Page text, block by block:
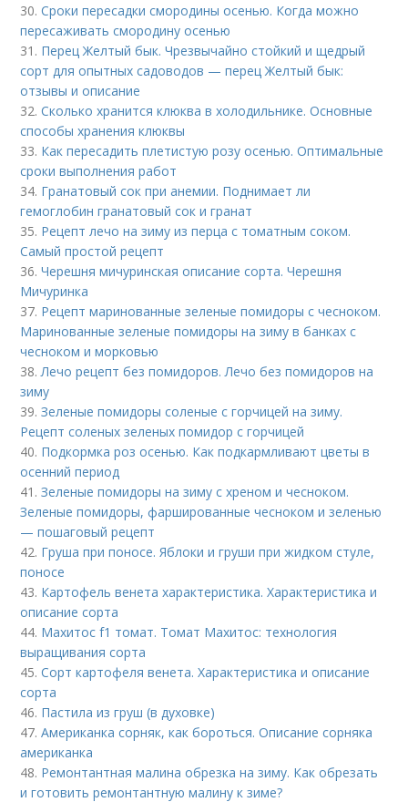
30.Сроки пересадки смородины осенью. Когда можно
пересаживать смородину осенью
31. Перец Желтый бык. Чрезвычайно стойкий и щедрый
сорт для опытных садоводов — перец Желтый бык:
отзывы и описание
32.Сколько хранится клюква в холодильнике. Основные
способы хранения клюквы
33. Как пересадить плетистую розу осенью. Оптимальные
сроки выполнения работ
34. Гранатовый сок при анемии. Поднимает ли
гемоглобин гранатовый сок и гранат
35. Рецепт лечо на зиму из перца с томатным соком.
Самый простой рецепт
36.Черешня мичуринская описание сорта. Черешня
Мичуринка
37. Рецепт маринованные зеленые помидоры с чесноком.
Маринованные зеленые помидоры на зиму в банках с
чесноком и морковью
38.Лечо рецепт без помидоров. Лечо без помидоров на
зиму
39.Зеленые помидоры соленые с горчицей на зиму.
Рецепт соленых зеленых помидор с горчицей
40. Подкормка роз осенью. Как подкармливают цветы в
осенний период
41.Зеленые помидоры на зиму с хреном и чесноком.
Зеленые помидоры, фаршированные чесноком и зеленью
— пошаговый рецепт
42. Груша при поносе. Яблоки и груши при жидком стуле,
поносе
43. Картофель венета характеристика. Характеристика и
описание сорта
44. Махитос f1 томат. Томат Махитос: технология
выращивания сорта
45.Сорт картофеля венета. Характеристика и описание
сорта
46. Пастила из груш (в духовке)
47.Американка сорняк, как бороться. Описание сорняка
американка
48. Ремонтантная малина обрезка на зиму. Как обрезать
и готовить ремонтантную малину к зиме?